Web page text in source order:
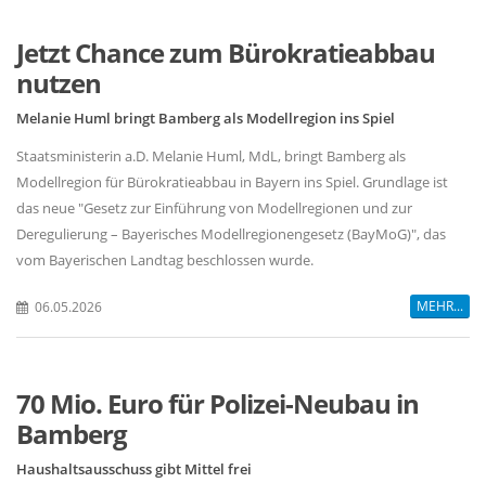
Jetzt Chance zum Bürokratieabbau
nutzen
Melanie Huml bringt Bamberg als Modellregion ins Spiel
Staatsministerin a.D. Melanie Huml, MdL, bringt Bamberg als
Modellregion für Bürokratieabbau in Bayern ins Spiel. Grundlage ist
das neue "Gesetz zur Einführung von Modellregionen und zur
Deregulierung – Bayerisches Modellregionengesetz (BayMoG)", das
vom Bayerischen Landtag beschlossen wurde.
06.05.2026 MEHR...
70 Mio. Euro für Polizei-Neubau in
Bamberg
Haushaltsausschuss gibt Mittel frei